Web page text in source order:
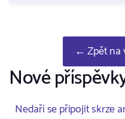
← Zpět na
Nové
Nedaří se připojit skrze